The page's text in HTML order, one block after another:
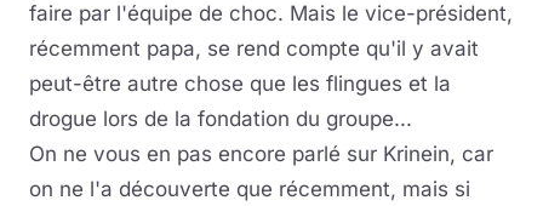
faire par l'équipe de choc. Mais le vice-président,
récemment papa, se rend compte qu'il y avait
peut-être autre chose que les flingues et la
drogue lors de la fondation du groupe...
On ne vous en pas encore parlé sur Krinein, car
on ne l'a découverte que récemment, mais si